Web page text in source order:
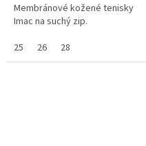
Membránové kožené tenisky
Imac na suchý zip.
25
26 28